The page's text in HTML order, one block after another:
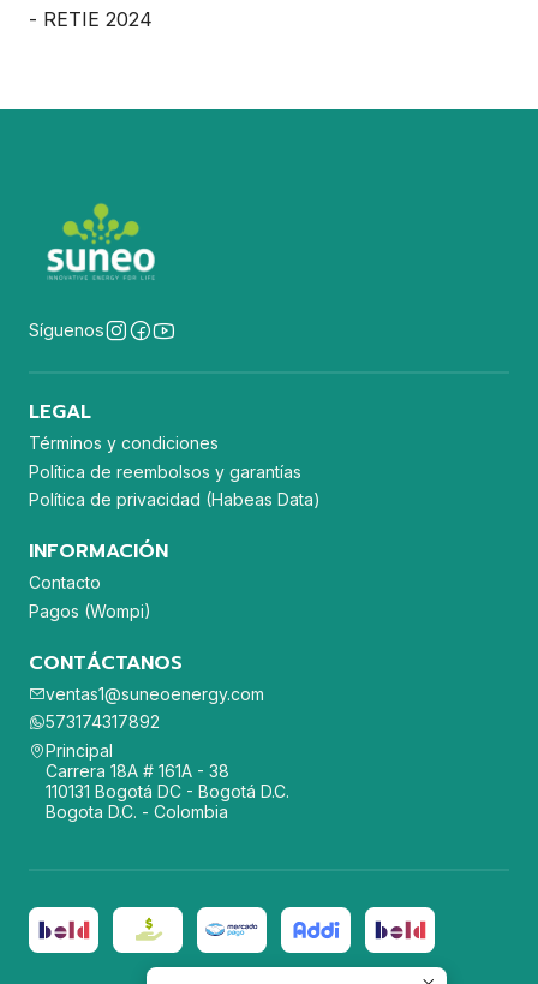
- RETIE 2024
Síguenos
LEGAL
Términos y condiciones
Política de reembolsos y garantías
Política de privacidad (Habeas Data)
INFORMACIÓN
Contacto
Pagos (Wompi)
CONTÁCTANOS
ventas1@suneoenergy.com
573174317892
Principal
Carrera 18A # 161A - 38
110131 Bogotá DC - Bogotá D.C.
Bogota D.C. - Colombia